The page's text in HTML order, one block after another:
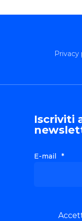
Privacy
Iscriviti
E-mail *